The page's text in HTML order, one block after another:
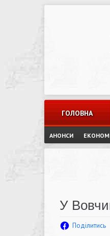
ГОЛОВНА
АНОНСИ
У
Поділитись